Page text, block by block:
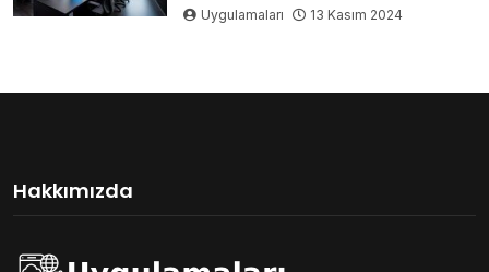
Uygulamaları 13 Kasım 2024
Hakkımızda